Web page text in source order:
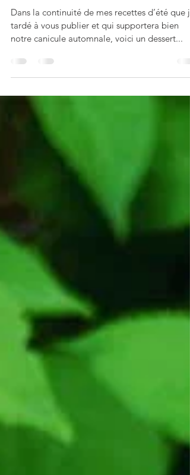
l'infusion de verveine
Dans la continuité de mes recettes d’été que
notre canicule automnale, voici un dessert...